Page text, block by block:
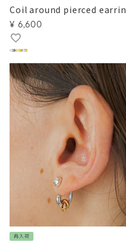
Coil around pierced
¥ 6,600
再入荷